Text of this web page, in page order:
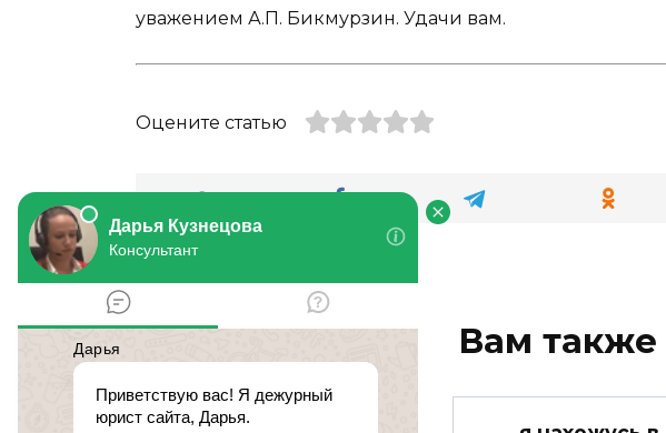
уважением А.П. Бикмурзин. Удачи вам.
Оцените статью
Вам также